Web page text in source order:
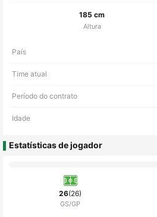
185 cm
Altura
País
Time atual
Período do contrato
Idade
Estatísticas de jogador
26(26)
GS/GP